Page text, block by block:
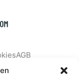
AGB